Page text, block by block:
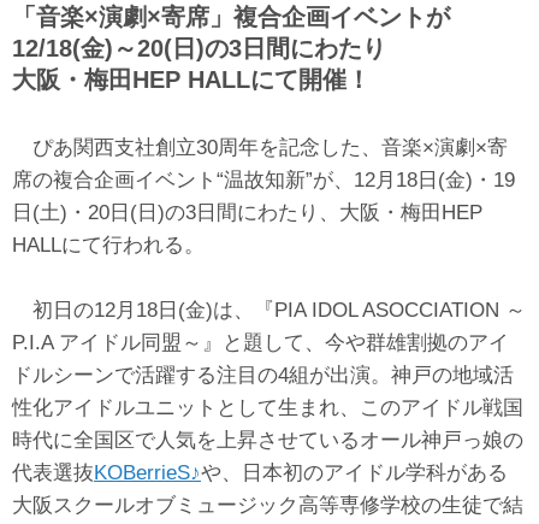
「音楽×演劇×寄席」複合企画イベントが
12/18(金)～20(日)の3日間にわたり
大阪・梅田HEP HALLにて開催！
ぴあ関西支社創立30周年を記念した、音楽×演劇×寄
席の複合企画イベント“温故知新”が、12月18日(金)・19
日(土)・20日(日)の3日間にわたり、大阪・梅田HEP
HALLにて行われる。
初日の12月18日(金)は、『PIA IDOL ASOCCIATION ～
P.I.A アイドル同盟～』と題して、今や群雄割拠のアイ
ドルシーンで活躍する注目の4組が出演。神戸の地域活
性化アイドルユニットとして生まれ、このアイドル戦国
時代に全国区で人気を上昇させているオール神戸っ娘の
代表選抜KOBerrieS♪や、日本初のアイドル学科がある
大阪スクールオブミュージック高等専修学校の生徒で結